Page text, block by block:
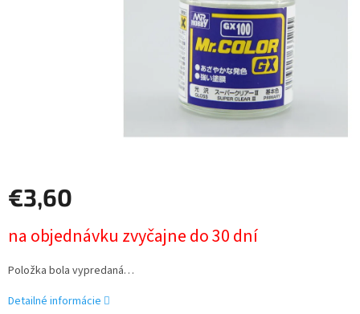
€3,60
cena:
na objednávku zvyčajne do 30 dní
Položka bola vypredaná…
Detailné informácie